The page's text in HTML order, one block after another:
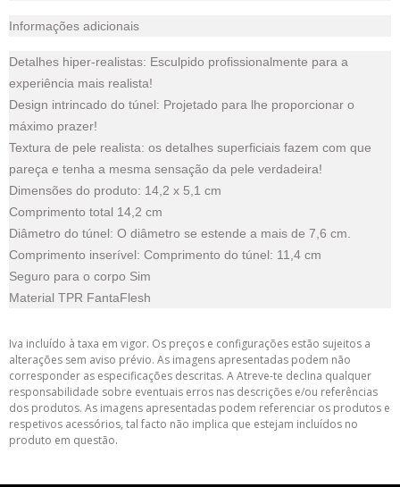
Informações adicionais
Detalhes hiper-realistas: Esculpido profissionalmente para a
experiência mais realista!
Design intrincado do túnel: Projetado para lhe proporcionar o
máximo prazer!
Textura de pele realista: os detalhes superficiais fazem com que
pareça e tenha a mesma sensação da pele verdadeira!
Dimensões do produto: 14,2 x 5,1 cm
Comprimento total 14,2 cm
Diâmetro do túnel: O diâmetro se estende a mais de 7,6 cm.
Comprimento inserível: Comprimento do túnel: 11,4 cm
Seguro para o corpo Sim
Material TPR FantaFlesh
Iva incluído à taxa em vigor. Os preços e configurações estão sujeitos a
alterações sem aviso prévio. As imagens apresentadas podem não
corresponder as especificações descritas. A Atreve-te declina qualquer
responsabilidade sobre eventuais erros nas descrições e/ou referências
dos produtos. As imagens apresentadas podem referenciar os produtos e
respetivos acessórios, tal facto não implica que estejam incluídos no
produto em questão.